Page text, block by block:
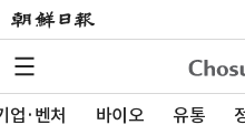
업·벤처 바이오 유통